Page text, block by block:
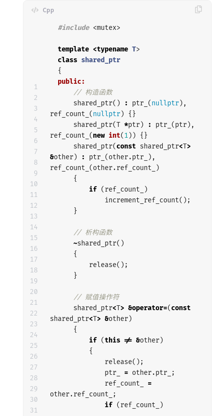
1
2
3
4
5
6
7
8
9
10
11
12
13
14
15
16
17
18
19
20
21
22
23
24
25
26
27
28
29
30
31
#include <mutex>
template <typename T>
class shared_ptr
{
public:
// 构造函数
shared_ptr() : ptr_ (nullptr),
ref_count_ (nullptr) {}
shared_ptr(T *ptr) : ptr_ (ptr),
ref_count_ (new int(1)) {}
shared_ptr(const shared_ptr<T>
&other) : ptr_ (other.ptr_ ),
ref_count_ (other.ref_count_
)
{
if (ref_count_
)
increment_ref_count();
}
// 析构函数
~shared_ptr()
{
release();
}
// 赋值操作符
shared_ptr<T> &operator=(const
shared_ptr<T> &other)
{
if (this != &other)
{
release();
ptr_
= other.ptr_
;
ref_count_
=
other.ref_count_
;
if (ref_count_ )